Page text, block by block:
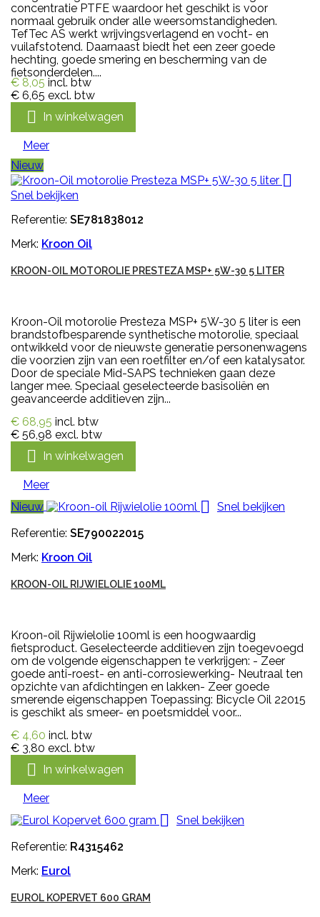
concentratie PTFE waardoor het geschikt is voor
normaal gebruik onder alle weersomstandigheden.
TefTec AS werkt wrijvingsverlagend en vocht- en
vuilafstotend. Daarnaast biedt het een zeer goede
hechting, goede smering en bescherming van de
fietsonderdelen....
€ 8,05 incl. btw
€ 6,65 excl. btw
 In winkelwagen
Meer
Nieuw

Snel bekijken
Referentie: SE781838012
Merk: Kroon Oil
KROON-OIL MOTOROLIE PRESTEZA MSP+ 5W-30 5 LITER
Kroon-Oil motorolie Presteza MSP+ 5W-30 5 liter is een
brandstofbesparende synthetische motorolie, speciaal
ontwikkeld voor de nieuwste generatie personenwagens
die voorzien zijn van een roetfilter en/of een katalysator.
Door de speciale Mid-SAPS technieken gaan deze
langer mee. Speciaal geselecteerde basisoliën en
geavanceerde additieven zijn...
€ 68,95 incl. btw
€ 56,98 excl. btw
 In winkelwagen
Meer
Nieuw

Snel bekijken
Referentie: SE790022015
Merk: Kroon Oil
KROON-OIL RIJWIELOLIE 100ML
Kroon-oil Rijwielolie 100ml is een hoogwaardig
fietsproduct. Geselecteerde additieven zijn toegevoegd
om de volgende eigenschappen te verkrijgen: - Zeer
goede anti-roest- en anti-corrosiewerking- Neutraal ten
opzichte van afdichtingen en lakken- Zeer goede
smerende eigenschappen Toepassing: Bicycle Oil 22015
is geschikt als smeer- en poetsmiddel voor...
€ 4,60 incl. btw
€ 3,80 excl. btw
 In winkelwagen
Meer

Snel bekijken
Referentie: R4315462
Merk: Eurol
EUROL KOPERVET 600 GRAM